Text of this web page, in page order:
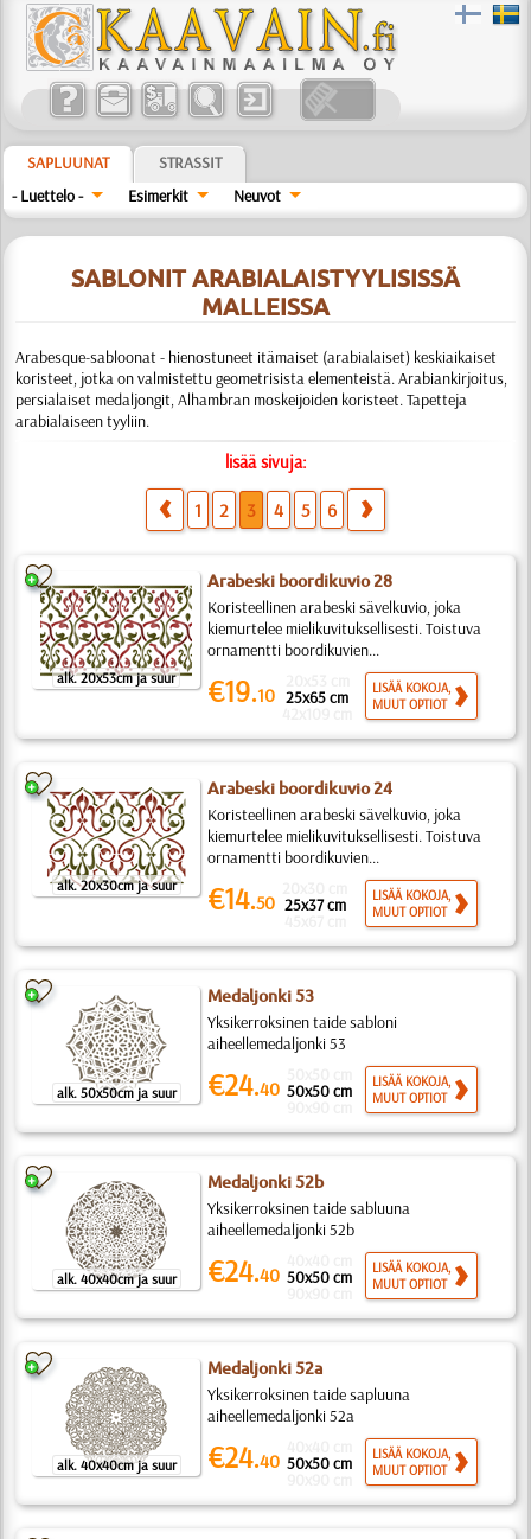
SAPLUUNAT
STRASSIT
- Luettelo -
Esimerkit Neuvot
SABLONIT ARABIALAISTYYLISISSÄ
MALLEISSA
Arabesque-sabloonat - hienostuneet itämaiset (arabialaiset) keskiaikaiset
koristeet, jotka on valmistettu geometrisista elementeistä. Arabiankirjoitus,
persialaiset medaljongit, Alhambran moskeijoiden koristeet. Tapetteja
arabialaiseen tyyliin.
lisää sivuja:
1 2 3 4 5 6
alk. 20x53cm ja suur
Arabeski boordikuvio 28
Koristeellinen arabeski sävelkuvio, joka
kiemurtelee mielikuvituksellisesti. Toistuva
ornamentti boordikuvien...
€19.10 25x65 cm
LISÄÄ KOKOJA,
MUUT OPTIOT
alk. 20x30cm ja suur
Arabeski boordikuvio 24
Koristeellinen arabeski sävelkuvio, joka
kiemurtelee mielikuvituksellisesti. Toistuva
ornamentti boordikuvien...
€14.50 25x37 cm
LISÄÄ KOKOJA,
MUUT OPTIOT
alk. 50x50cm ja suur
Medaljonki 53
Yksikerroksinen taide sabloni
aiheellemedaljonki 53
€24.40 50x50 cm
LISÄÄ KOKOJA,
MUUT OPTIOT
alk. 40x40cm ja suur
Medaljonki 52b
Yksikerroksinen taide sabluuna
aiheellemedaljonki 52b
€24.40 50x50 cm
LISÄÄ KOKOJA,
MUUT OPTIOT
alk. 40x40cm ja suur
Medaljonki 52a
Yksikerroksinen taide sapluuna
aiheellemedaljonki 52a
€24.40 50x50 cm
LISÄÄ KOKOJA,
MUUT OPTIOT